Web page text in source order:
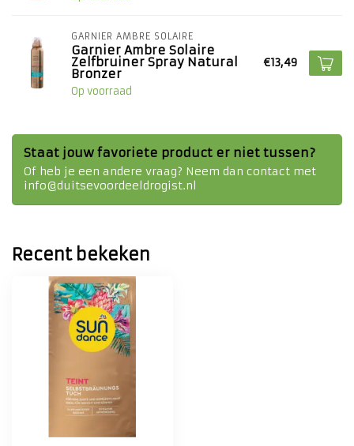
GARNIER AMBRE SOLAIRE
Garnier Ambre Solaire
Zelfbruiner Spray Natural
Bronzer
Op voorraad
€13,49
Staat jouw favoriete product er niet tussen?
Of heb je een andere vraag? Neem dan contact met
info@duitsevoordeeldrogist.nl
Recent bekeken